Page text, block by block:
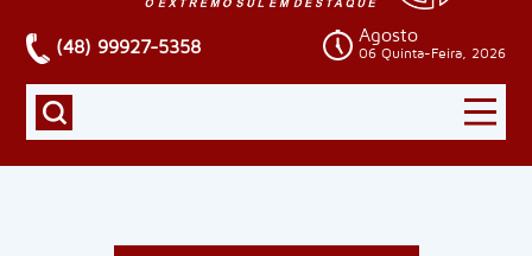
(48) 99927-5358
Agosto
06 Quinta-Feira, 2026